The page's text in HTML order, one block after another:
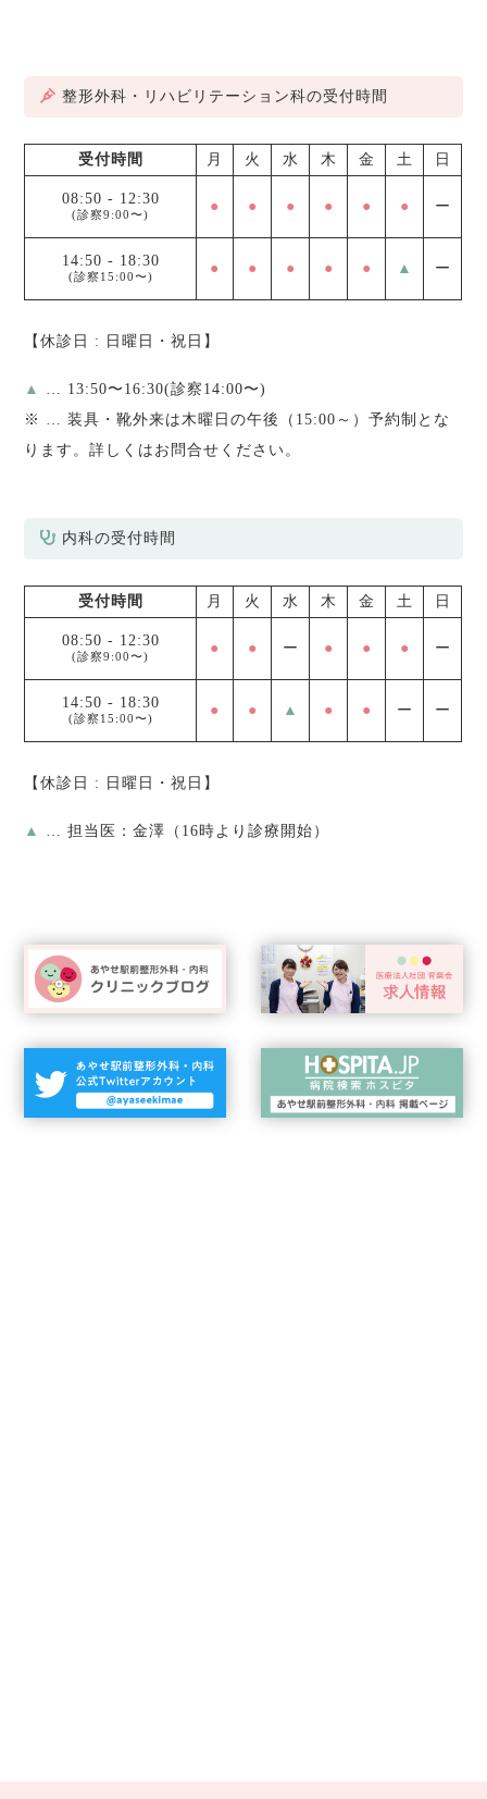
整形外科・リハビリテーション科の受付時間
受付時間 月 火 水 木 金 土 日
08:50 - 12:30
(診察9:00〜) ● ● ● ● ● ● ー
14:50 - 18:30
(診察15:00〜) ● ● ● ● ● ▲ ー
【休診日 : 日曜日・祝日】
▲
… 13:50〜16:30(診察14:00〜)
※ … 装具・靴外来は木曜日の午後（15:00～）予約制とな
ります。詳しくはお問合せください。
内科の受付時間
受付時間 月 火 水 木 金 土 日
08:50 - 12:30
(診察9:00〜) ● ● ー ● ● ● ー
14:50 - 18:30
(診察15:00〜) ● ● ▲ ● ● ー ー
【休診日 : 日曜日・祝日】
▲ … 担当医：金澤（16時より診療開始）